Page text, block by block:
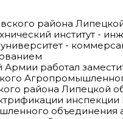
района
институт -
-
Армии работал
района Липецкой
инспекции
объединения